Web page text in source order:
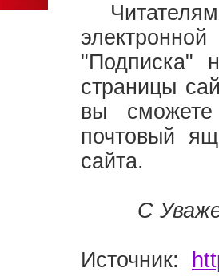
Читателям
"Подписка"
страницы
вы
почтовый
сайта.
С
Источник: